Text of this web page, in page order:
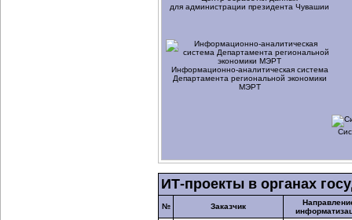
для администрации президента Чувашии
Информационно-аналитическаясистема
Департамента региональной экономики
МЭРТ
ИТ-проекты в органах
№ Заказчик